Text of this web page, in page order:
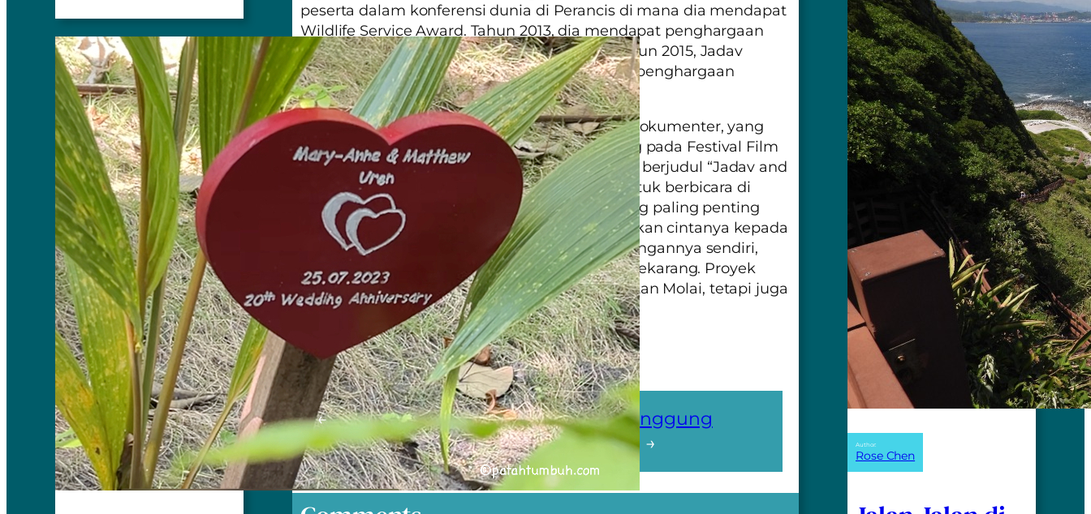
peserta dalam konferensi dunia di Perancis di mana dia mendapat
Wildlife Service Award. Tahun 2013, dia mendapat penghargaan
dari Institut Manajemen Hutan India. Pada tahun 2015, Jadav
Payeng mendapat penghargaanPadma Shri, penghargaan
peringkat empat tertinggi di India.
Kisah Molai diabadikan dalam beberapa film dokumenter, yang
terakhir dalam film “
Forest Man”yang menang pada Festival Film
Cannes 2014; dan juga dalam buku anak-anak berjudul “Jadav and
the Tree-Place”.
Kini Molai sering diundang untuk berbicara di
berbagai belahan dunia. Tetapi bagi Molai, yang paling penting
bukan penghargaan-penghargaan itu, melainkan cintanya kepada
alam yang dia tunjukkan melalui hasil kerja tangannya sendiri,
setiap hari, sejak dia berusia 16 tahun hingga sekarang. Proyek
penanaman hutannya tidak berhenti pada hutan Molai, tetapi juga
berkembang ke daerah lain di India.
Gado-gado
← Resep Keladi
Goreng U-Yen
Vaksinasi – Tanggung
Jawab Sosial
→ Author:
Rose Chen